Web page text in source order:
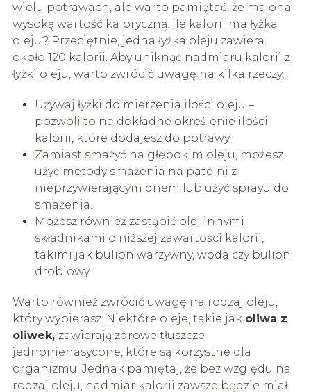
wielu potrawach, ale warto pamiętać, że ma ona
wysoką wartość kaloryczną. Ile kalorii ma łyżka
oleju? Przeciętnie, jedna łyżka oleju zawiera
około 120 kalorii. Aby uniknąć nadmiaru kalorii z
łyżki oleju, warto zwrócić uwagę na kilka rzeczy:
Używaj łyżki do mierzenia ilości oleju –
pozwoli to na dokładne określenie ilości
kalorii, które dodajesz do potrawy.
Zamiast smażyć na głębokim oleju, możesz
użyć metody smażenia na patelni z
nieprzywierającym dnem lub użyć sprayu do
smażenia.
Możesz również zastąpić olej innymi
składnikami o niższej zawartości kalorii,
takimi jak bulion warzywny, woda czy bulion
drobiowy.
Warto również zwrócić uwagę na rodzaj oleju,
który wybierasz. Niektóre oleje, takie jak oliwa z
oliwek, zawierają zdrowe tłuszcze
jednonienasycone, które są korzystne dla
organizmu. Jednak pamiętaj, że bez względu na
rodzaj oleju, nadmiar kalorii zawsze będzie miał